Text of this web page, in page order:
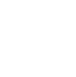
범위 내에서 수정
행하면서 유효성을
검토를 수행하여